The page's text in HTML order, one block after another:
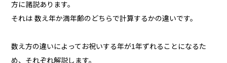
方に諸説あります。
それは 数え年か満年齢のどちらで計算するかの違いです。
数え方の違いによってお祝いする年が1年ずれることになるた
め、それぞれ解説します。